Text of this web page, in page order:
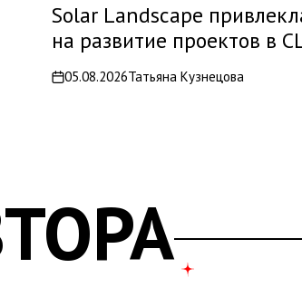
Solar Landscape
на развитие проектов в
on05.08.2026Татьяна Кузнецова